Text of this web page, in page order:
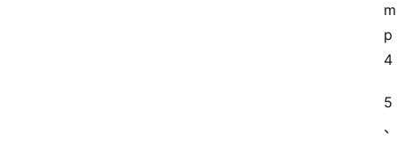
m
p
4
5
、